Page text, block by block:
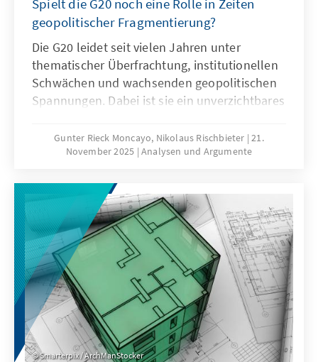
Spielt die G20 noch eine Rolle in Zeiten
geopolitischer Fragmentierung?
Die G20 leidet seit vielen Jahren unter
thematischer Überfrachtung, institutionellen
Schwächen und wachsenden geopolitischen
Spannungen. Dabei ist sie ein unverzichtbares
muss daher ihre Legitimität und Wirksamkeit
zurückgewinnen. Dies kann nur gelingen,
konzentriert, die Troika zu einer mehrjährigen
Planungsinstanz weiterentwickelt, die OECD
als Quasi-Sekretariat institutionell stärkt und
ihre Arbeitsweise stärker auf umsetzbare
Ergebnisse ausrichtet.
Gunter Rieck Moncayo, Nikolaus Rischbieter 21.
November 2025 Analysen und Argumente
Smarterpix / ArchManStocker